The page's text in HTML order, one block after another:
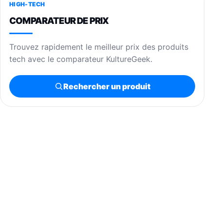
HIGH-TECH
COMPARATEUR DE PRIX
Trouvez rapidement le meilleur prix des produits
tech avec le comparateur KultureGeek.
Rechercher un produit